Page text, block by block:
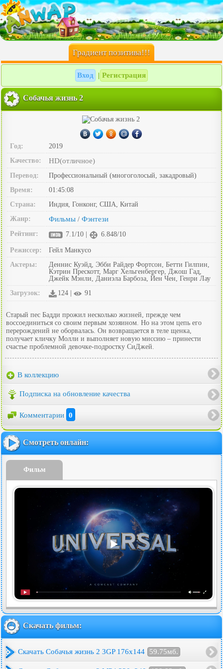
Градиент позитива!!!
Вход Регистрация
Собачья жизнь 2
Год:
2019
Качество:
HD(отличное)
Перевод:
Профессиональный (многоголосый, закадровый)
Время:
01:45:08
Страна:
Индия, Гонконг, США, Китай
Жанр:
Фильмы / Фэнтези
Рейтинг: 7.1/10 | 6.848/10
Режиссер:
Гейл Манкусо
Актеры:
Деннис Куэйд, Эбби Райдер Фортсон, Бетти Гилпин,
Кэтрин Прескотт, Марг Хельгенбергер, Джош Гад,
Джейк Мэнли, Даниэла Барбоза, Йен Чен, Генри Лау
Загрузок:
124 | 91
Старый пес Бадди прожил несколько жизней, прежде чем
воссоединиться со своим первым хозяином. Но на этом цепь его
перерождений не оборвалась. Он возвращается в теле щенка,
получает кличку Молли и выполняет новую миссию – принести
счастье проблемной девочке-подростку СиДжей.
В коллекцию
Подписка на обновление качества
Комментарии 0
Смотреть онлайн:
Фильм
Скачать фильм:
Скачать Собачья жизнь 2 3GP 176x144 59.75мб.